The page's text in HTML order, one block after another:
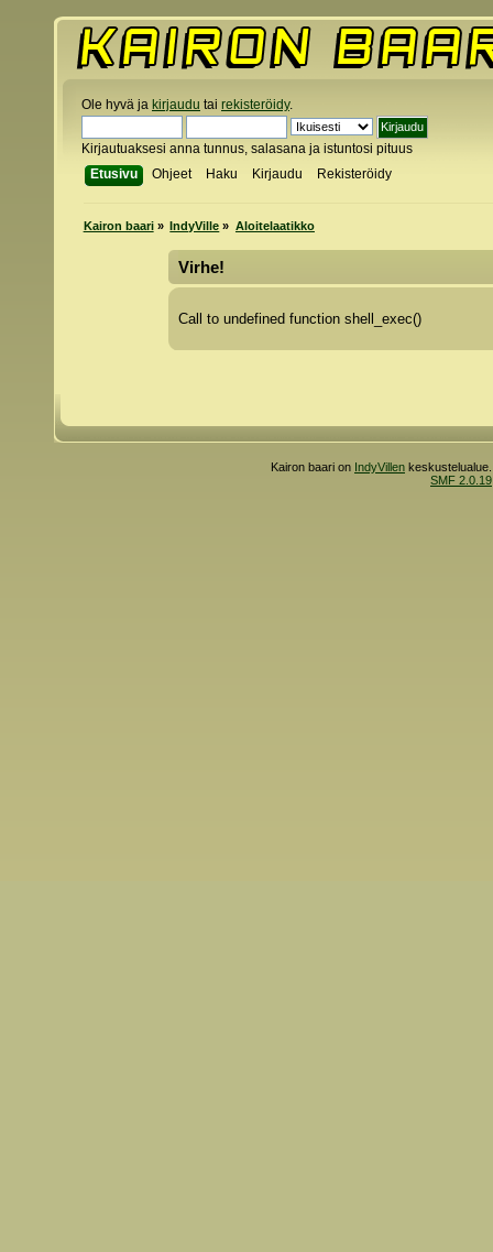
Ole hyvä ja kirjaudu tai rekisteröidy.
Kirjautuaksesi anna tunnus, salasana ja istuntosi pituus
Etusivu
Ohjeet Haku Kirjaudu Rekisteröidy
Kairon baari» IndyVille » Aloitelaatikko
Virhe!
Call to undefined function shell_exec()
Kairon baari on IndyVillen
SMF 2.0.19